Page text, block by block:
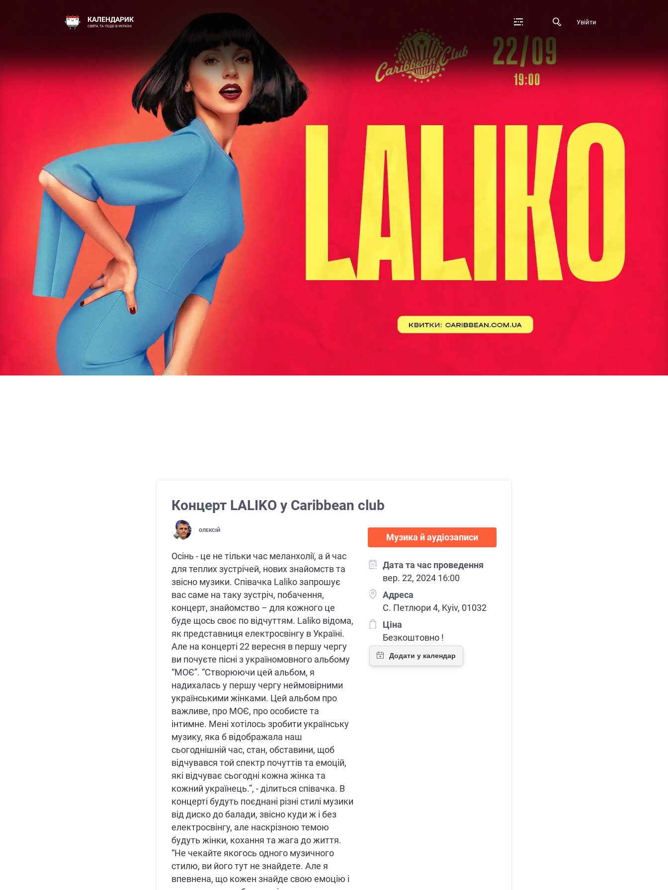
КАЛЕНДАРИК
СВЯТА ТА ПОДІЇ В УКРАЇНІ
Увійти
Концерт LALIKO у Caribbean club
ОЛЕКСІЙ
Осінь - це не тільки час меланхолії, а й час
для теплих зустрічей, нових знайомств та
звісно музики. Співачка Laliko запрошує
вас саме на таку зустріч, побачення,
концерт, знайомство – для кожного це
буде щось своє по відчуттям. Laliko відома,
як представниця електросвінгу в Україні.
Але на концерті 22 вересня в першу чергу
ви почуєте пісні з україномовного альбому
“МОЄ”. “Створюючи цей альбом, я
надихалась у першу чергу неймовірними
українськими жінками. Цей альбом про
важливе, про МОЄ, про особисте та
інтимне. Мені хотілось зробити українську
музику, яка б відображала наш
сьогоднішній час, стан, обставини, щоб
відчувався той спектр почуттів та емоцій,
які відчуває сьогодні кожна жінка та
кожний українець.”, - ділиться співачка. В
концерті будуть поєднані різні стилі музики
від диско до балади, звісно куди ж і без
електросвінгу, але наскрізною темою
будуть жінки, кохання та жага до життя.
“Не чекайте якогось одного музичного
стилю, ви його тут не знайдете. Але я
впевнена, що кожен знайде свою емоцію і
Музика й аудіозаписи
Дата та час проведення
вер. 22, 2024 16:00
Адреса
С. Петлюри 4, Kyiv, 01032
Ціна
Безкоштовно !